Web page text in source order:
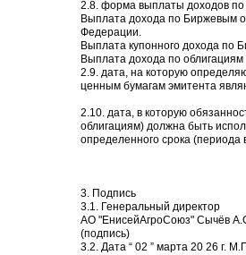
2.8. форма выплаты доходов
Выплата дохода по Биржевым
Федерации.
Выплата купонного дохода по
Выплата дохода по
2.9. дата, на которую
ценным бумагам эмитента
2.10. дата, в которую
облигациям) должна быть
определенного срока (периода
3. Подпись
3.1. Генеральный директор
АО "ЕнисейАгроСоюз" Сычёв
(подпись)
3.2. Дата “ 02 ” марта 20 26 г.